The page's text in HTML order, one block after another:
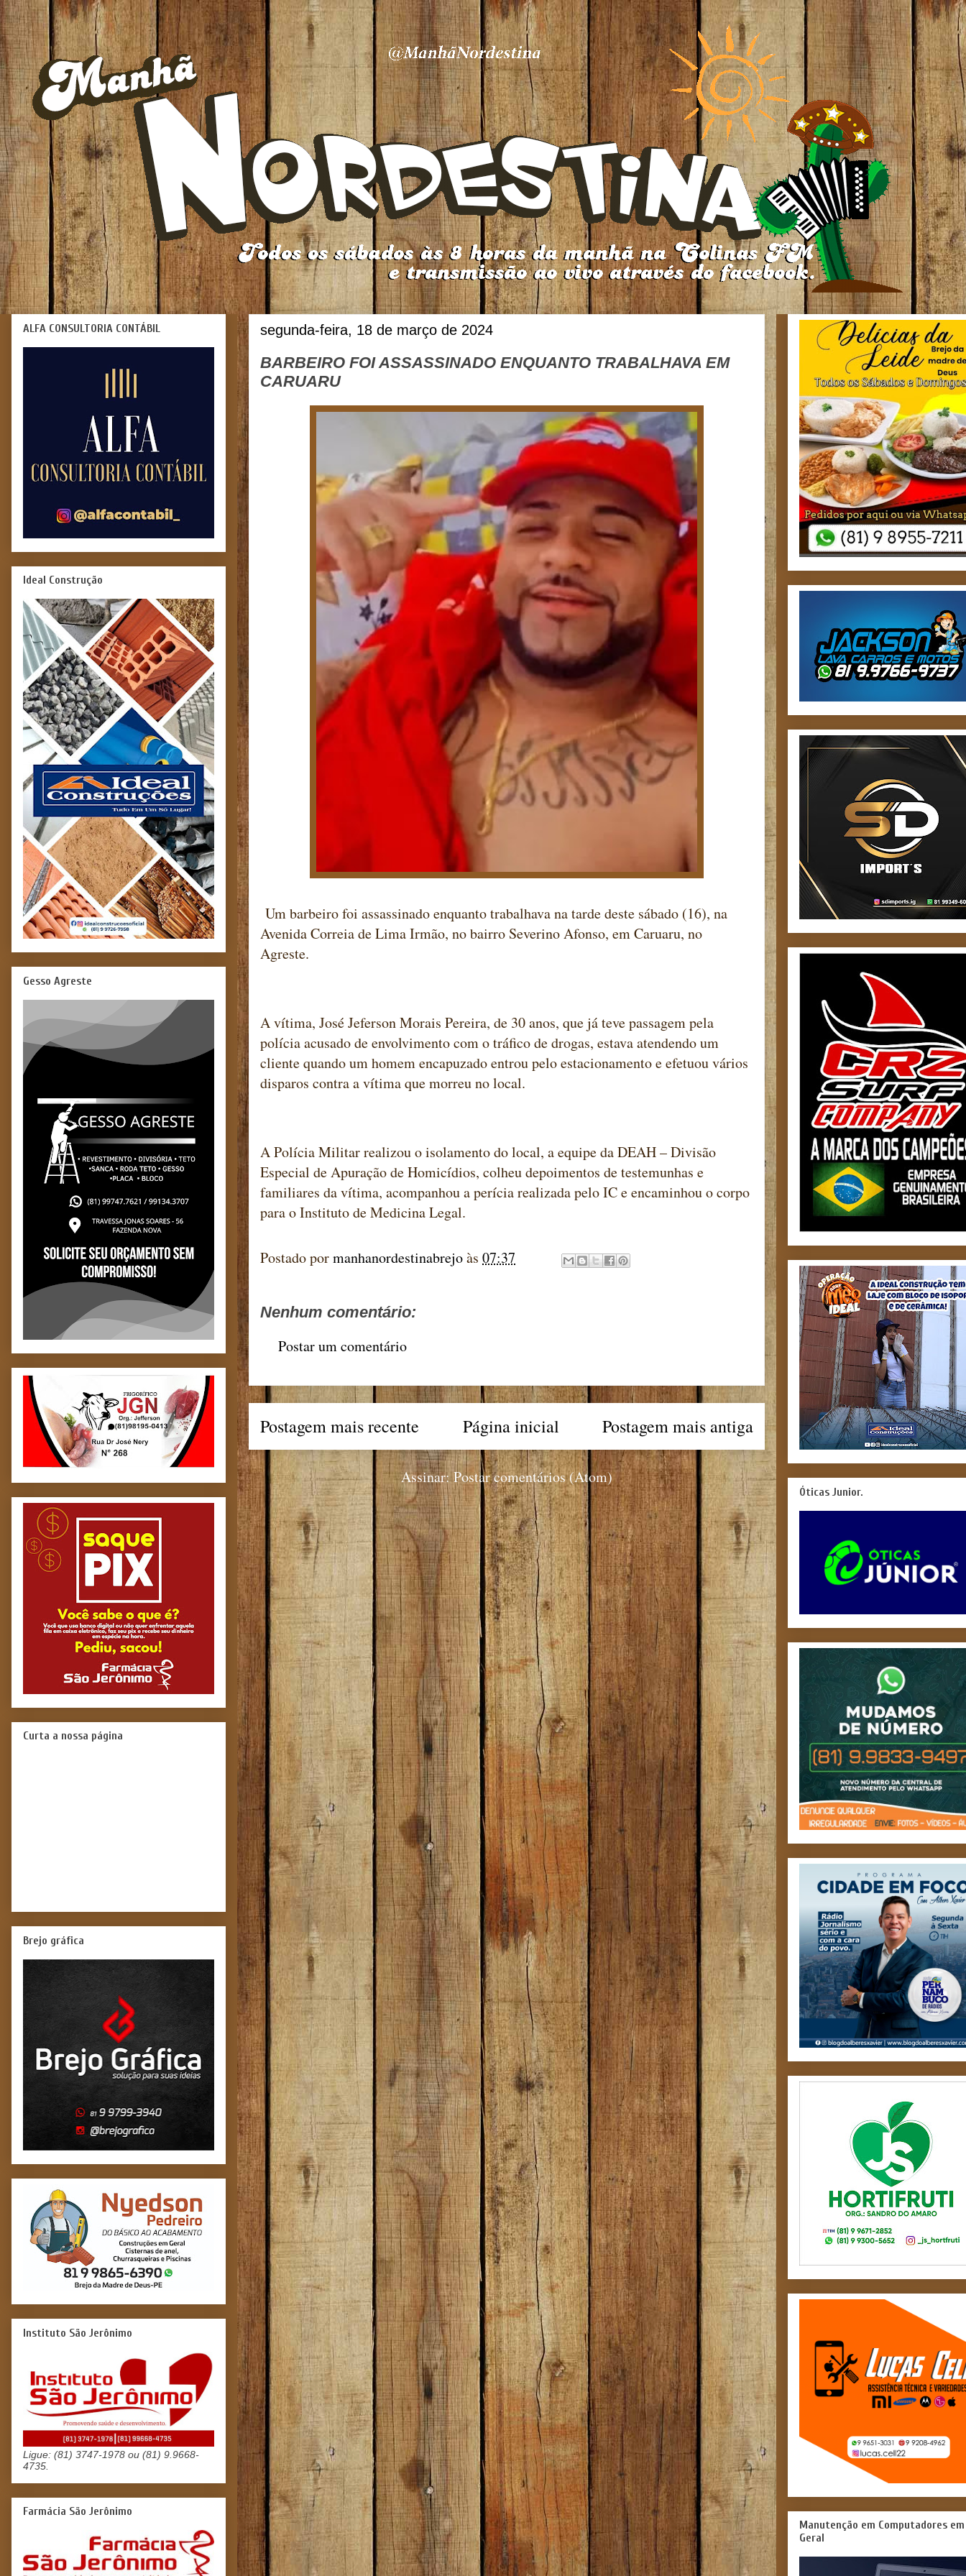
segunda-feira, 18 de março de 2024
BARBEIRO FOI ASSASSINADO ENQUANTO TRABALHAVA EM
CARUARU
Um barbeiro foi assassinado enquanto trabalhava na tarde deste sábado (16), na
Avenida Correia de Lima Irmão, no bairro Severino Afonso, em Caruaru, no
Agreste.
A vítima, José Jeferson Morais Pereira, de 30 anos, que já teve passagem pela
polícia acusado de envolvimento com o tráfico de drogas, estava atendendo um
cliente quando um homem encapuzado entrou pelo estacionamento e efetuou vários
disparos contra a vítima que morreu no local.
A Polícia Militar realizou o isolamento do local, a equipe da DEAH – Divisão
Especial de Apuração de Homicídios, colheu depoimentos de testemunhas e
familiares da vítima, acompanhou a perícia realizada pelo IC e encaminhou o corpo
para o Instituto de Medicina Legal.
Postado pormanhanordestinabrejoàs 07:37
Nenhum comentário:
Postar um comentário
Postagem mais recente Postagem mais antiga
Página inicial
Assinar:Postar comentários (Atom)
ALFA CONSULTORIA CONTÁBIL
Ideal Construção
Gesso Agreste
Curta a nossa página
Brejo gráfica
Instituto São Jerônimo
Ligue: (81) 3747-1978 ou (81) 9.9668-
4735.
Farmácia São Jerônimo
Óticas Junior.
Manutenção em Computadores em
Geral